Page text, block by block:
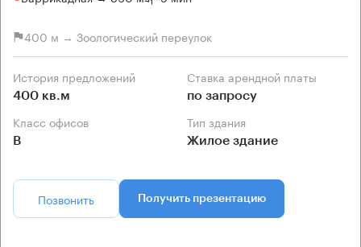
400 м → Зоологический переулок
История предложений
400 кв.м
Ставка арендной платы
по запросу
Класс офисов
B
Тип здания
Жилое здание
Позвонить Получить презентацию